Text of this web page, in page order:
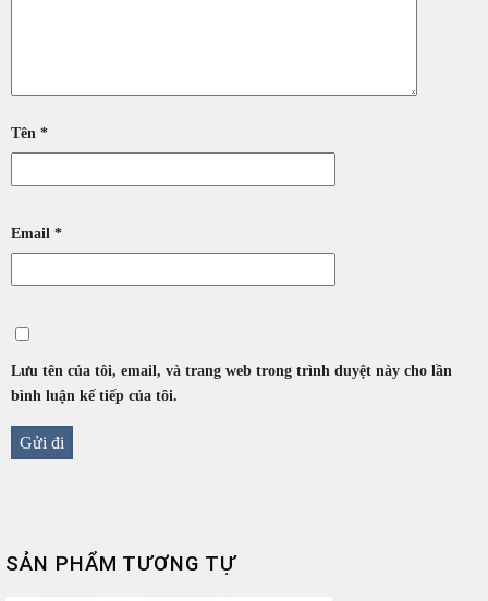
Tên *
Email *
Lưu tên của tôi, email, và trang web trong trình duyệt này cho lần
bình luận kế tiếp của tôi.
SẢN PHẨM TƯƠNG TỰ